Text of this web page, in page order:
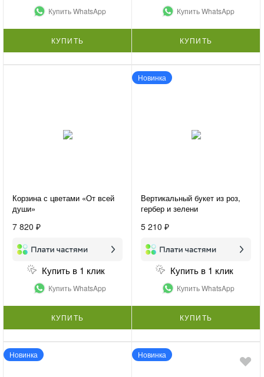
Купить WhatsApp
КУПИТЬ
Купить WhatsApp
КУПИТЬ
Корзина с цветами «От всей
души»
7 820 ₽
Купить в 1 клик
Купить WhatsApp
КУПИТЬ
Новинка
Вертикальный букет из роз,
гербер и зелени
5 210 ₽
Купить в 1 клик
Купить WhatsApp
КУПИТЬ
Новинка Новинка